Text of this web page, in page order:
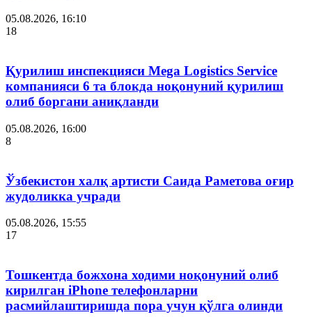
05.08.2026, 16:10
18
Қурилиш инспекцияси Мega Logistics Service
компанияси 6 та блокда ноқонуний қурилиш
олиб боргани аниқланди
05.08.2026, 16:00
8
Ўзбекистон халқ артисти Саида Раметова оғир
жудоликка учради
05.08.2026, 15:55
17
Тошкентда божхона ходими ноқонуний олиб
кирилган iPhone телефонларни
расмийлаштиришда пора учун қўлга олинди